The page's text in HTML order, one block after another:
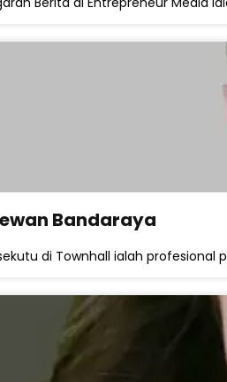
Bandaraya
di Townhall ialah profesional